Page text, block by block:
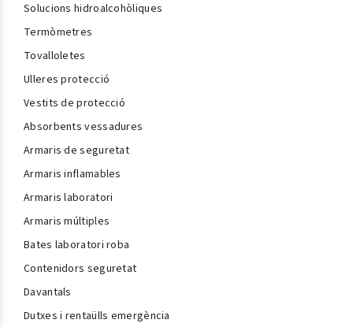
Solucions hidroalcohòliques
Termòmetres
Tovalloletes
Ulleres protecció
Vestits de protecció
Absorbents vessadures
Armaris de seguretat
Armaris inflamables
Armaris laboratori
Armaris múltiples
Bates laboratori roba
Contenidors seguretat
Davantals
Dutxes i rentaülls emergència